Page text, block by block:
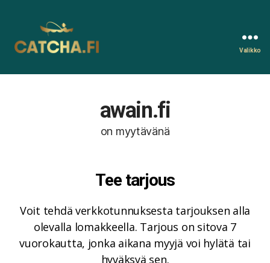
Valikko
awain.fi
on myytävänä
Tee tarjous
Voit tehdä verkkotunnuksesta tarjouksen alla
olevalla lomakkeella. Tarjous on sitova 7
vuorokautta, jonka aikana myyjä voi hylätä tai
hyväksyä sen.